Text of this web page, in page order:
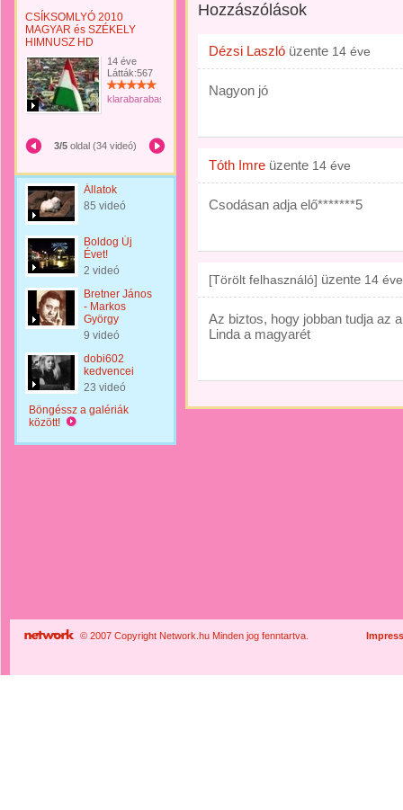
CSÍKSOMLYÓ 2010
MAGYAR és SZÉKELY
HIMNUSZ HD
14 éve
Látták:567
klarabarabas
3/5 oldal (34 videó)
Állatok
85 videó
Boldog Új
Évet!
2 videó
Bretner János
- Markos
György
9 videó
dobi602
kedvencei
23 videó
Böngéssz a galériák
között!
Hozzászólások
Dézsi Laszló üzente 14 éve
Nagyon jó
Tóth Imre üzente 14 éve
Csodásan adja elő*******5
[Törölt felhasználó] üzente 14 éve
Az biztos, hogy jobban tudja az
Linda a magyarét
© 2007 Copyright Network.hu Minden jog fenntartva.